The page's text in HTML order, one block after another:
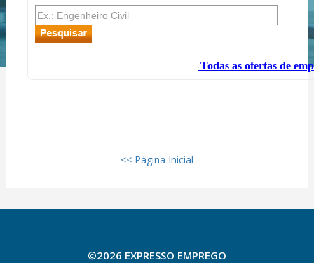
<< Página Inicial
©2026 EXPRESSO EMPREGO